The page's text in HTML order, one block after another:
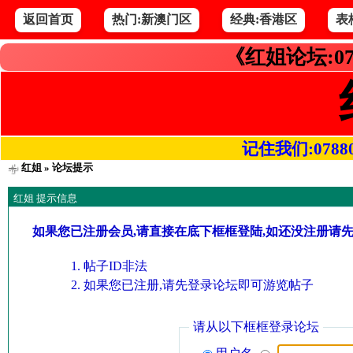
返回首页 热门:新澳门区 经典:香港区 表
《红姐论坛
记住我们
红姐» 论坛提示
红姐 提示信息
如果您已注册会员,请直接在底下框框登陆,如还没注册请
帖子ID非法
如果您已注册,请先登录论坛即可游览帖子
请从以下框框登录论坛